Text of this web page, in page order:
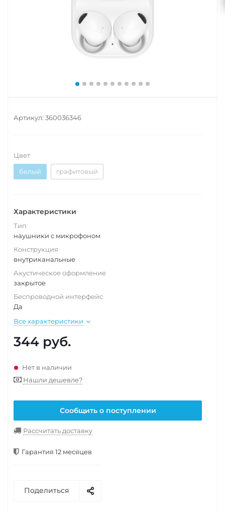
Артикул: 360036346
Цвет
белый
графитовый
Характеристики
Тип
наушники с микрофоном
Конструкция
внутриканальные
Акустическое оформление
закрытое
Беспроводной интерфейс
Да
Все характеристики
344 руб.
Нет в наличии
Нашли дешевле?
Сообщить о поступлении
Рассчитать доставку
Гарантия 12 месяцев
Поделиться